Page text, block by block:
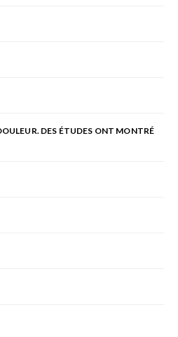
DES ÉTUDES ONT MONTRÉ